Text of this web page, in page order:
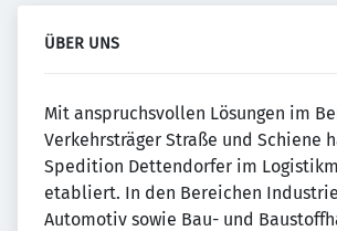
ÜBER UNS
Mit anspruchsvollen Lösungen im
Verkehrsträger Straße und Schiene
Spedition Dettendorfer im
etabliert. In den Bereichen
Automotiv sowie Bau- und